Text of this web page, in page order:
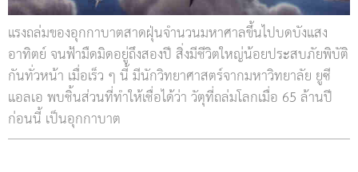
แรงถล่มของอุกกาบาตสาดฝุ่นจำนวนมหาศาลขึ้นไปบดบังแสง
อาทิตย์ จนฟ้ามืดมิดอยู่ถึงสองปี สิ่งมีชีวิตใหญ่น้อยประสบภัยพิบัติ
กันทั่วหน้า เมื่อเร็ว ๆ นี้ มีนักวิทยาศาสตร์จากมหาวิทยาลัย ยูซี
แอลเอ พบชิ้นส่วนที่ทำให้เชื่อได้ว่า วัตุที่ถล่มโลกเมื่อ 65 ล้านปี
ก่อนนี้ เป็นอุกกาบาต